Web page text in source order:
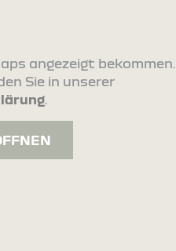
angezeigt bekommen.
Sie in unserer
.